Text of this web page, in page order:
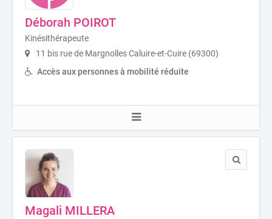
Déborah POIROT
Kinésithérapeute
11 bis rue de Margnolles Caluire-et-Cuire (69300)
Accès aux personnes à mobilité réduite
Magali MILLERA